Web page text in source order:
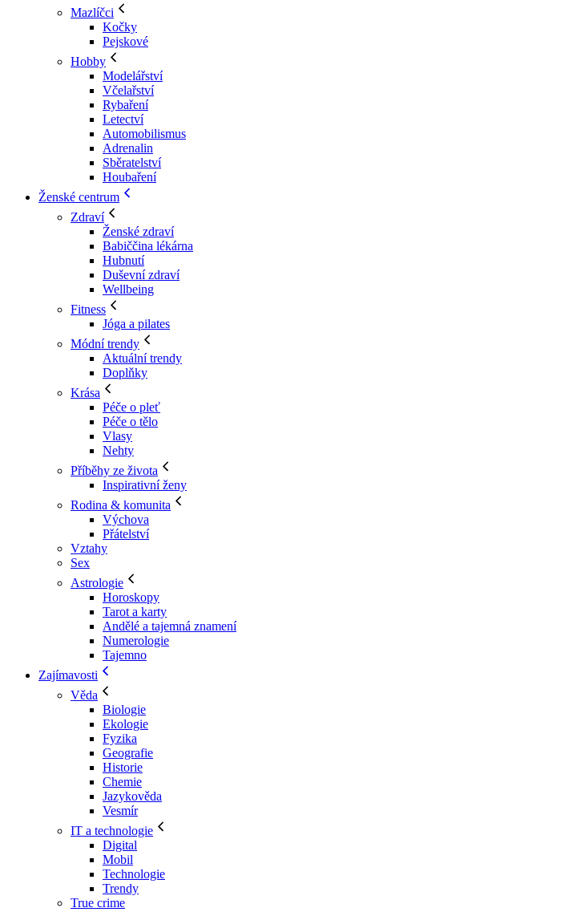
Mazlíčci
Kočky
Pejskové
Hobby
Modelářství
Včelařství
Rybaření
Letectví
Automobilismus
Adrenalin
Sběratelství
Houbaření
Ženské centrum
Zdraví
Ženské zdraví
Babiččina lékárna
Hubnutí
Duševní zdraví
Wellbeing
Fitness
Jóga a pilates
Módní trendy
Aktuální trendy
Doplňky
Krása
Péče o pleť
Péče o tělo
Vlasy
Nehty
Příběhy ze života
Inspirativní ženy
Rodina & komunita
Výchova
Přátelství
Vztahy
Sex
Astrologie
Horoskopy
Tarot a karty
Andělé a tajemná znamení
Numerologie
Tajemno
Zajímavosti
Věda
Biologie
Ekologie
Fyzika
Geografie
Historie
Chemie
Jazykověda
Vesmír
IT a technologie
Digital
Mobil
Technologie
Trendy
True crime